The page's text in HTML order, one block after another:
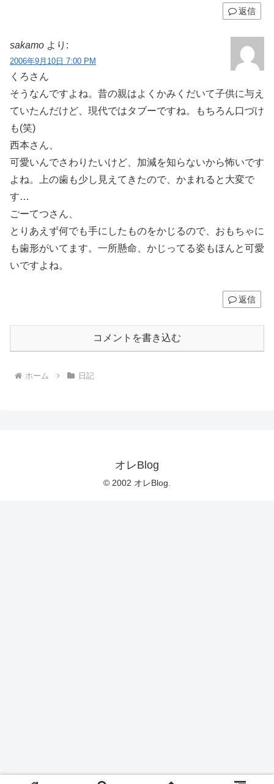
返信
sakamo より:
2006年9月10日 7:00 PM
くろさん
そうなんですよね。昔の親はよくかみくだいて子供に与え
ていたんだけど、現代ではタブーですね。もちろん口づけ
も(笑)
西本さん、
可愛いんでさわりたいけど、加減を知らないから怖いです
よね。上の歯も少し見えてきたので、かまれると大変で
す…
ごーてつさん、
とりあえず何でも手にしたものをかじるので、おもちゃに
も歯形がいてます。一所懸命、かじってる姿もほんと可愛
いですよね。
返信
コメントを書き込む
ホーム 日記
オレBlog
© 2002 オレBlog.